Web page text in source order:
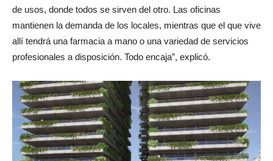
propios del espacio público. “Es un espacio con multiplicidad
de usos, donde todos se sirven del otro. Las oficinas
mantienen la demanda de los locales, mientras que el que vive
allí tendrá una farmacia a mano o una variedad de servicios